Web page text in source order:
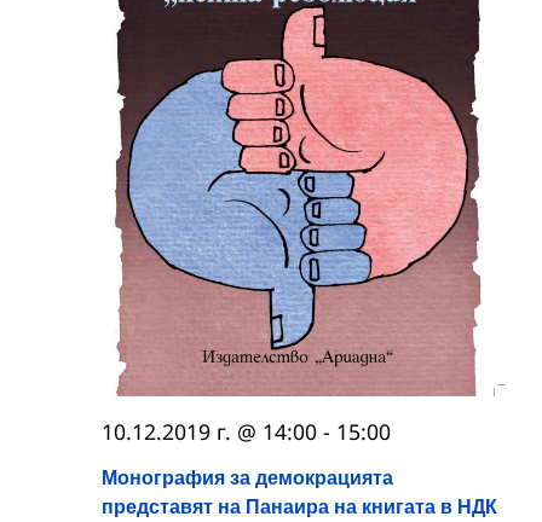
Монография за демокрацията
представят на Панаира на книгата в НДК
10.12.2019 г. @ 14:00 - 15:00